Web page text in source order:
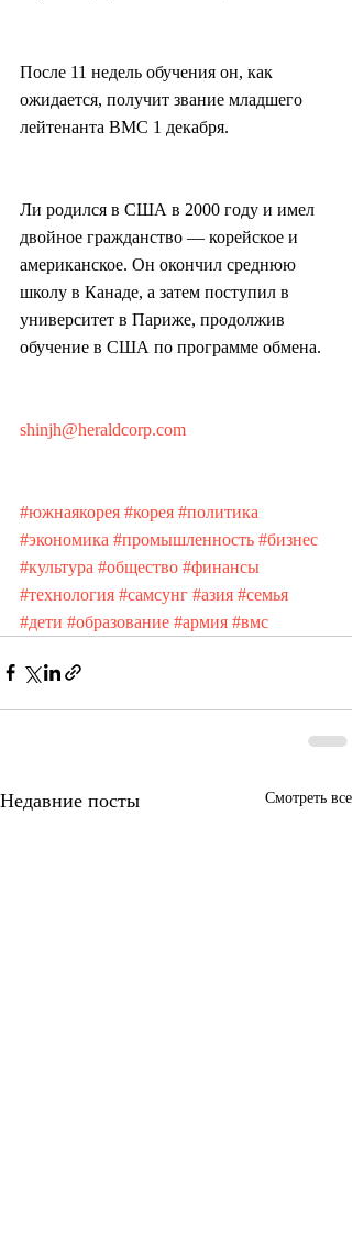
После 11 недель обучения он, как
ожидается, получит звание младшего
лейтенанта ВМС 1 декабря.
Ли родился в США в 2000 году и имел
двойное гражданство — корейское и
американское. Он окончил среднюю
школу в Канаде, а затем поступил в
университет в Париже, продолжив
обучение в США по программе обмена.
shinjh@heraldcorp.com
#южнаякорея #корея #политика
#экономика #промышленность #бизнес
#культура #общество #финансы
#технология #самсунг #азия #семья
#дети #образование #армия #вмс
Недавние посты Смотреть все